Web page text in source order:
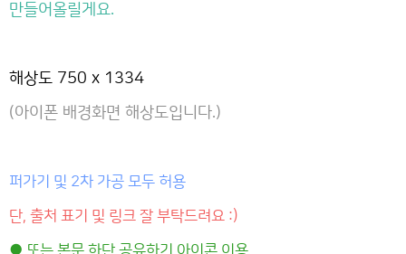
만들어올릴게요.
해상도 750 x 1334
(아이폰 배경화면 해상도입니다.)
퍼가기 및 2차 가공 모두 허용
단, 출처 표기 및 링크 잘 부탁드려요 :)
● 또는 본문 하단 공유하기 아이콘 이용